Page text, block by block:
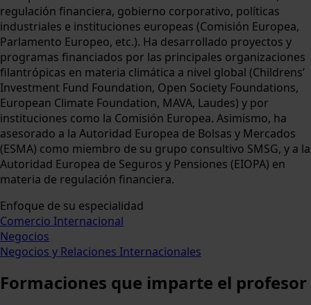
regulación financiera, gobierno corporativo, políticas
industriales e instituciones europeas (Comisión Europea,
Parlamento Europeo, etc.). Ha desarrollado proyectos y
programas financiados por las principales organizaciones
filantrópicas en materia climática a nivel global (Childrens’
Investment Fund Foundation, Open Society Foundations,
European Climate Foundation, MAVA, Laudes) y por
instituciones como la Comisión Europea. Asimismo, ha
asesorado a la Autoridad Europea de Bolsas y Mercados
(ESMA) como miembro de su grupo consultivo SMSG, y a la
Autoridad Europea de Seguros y Pensiones (EIOPA) en
materia de regulación financiera.
Enfoque de su especialidad
Comercio Internacional
Negocios
Negocios y Relaciones Internacionales
Formaciones que imparte el profesor